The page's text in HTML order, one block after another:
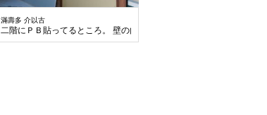
滿壽多 介以古
二階にＰＢ貼ってるところ。 壁の向こうの鉄砲階段が暗いので窓開